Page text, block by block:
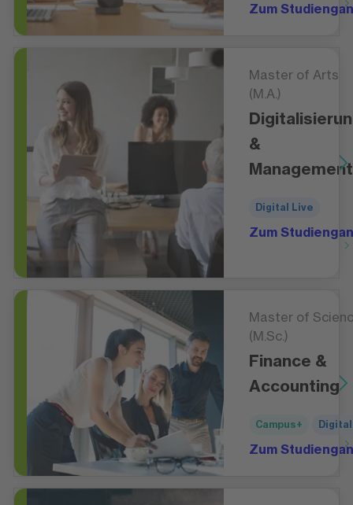
Zum
Master of Arts
(M.A.)
&
Management
Digital Live
Zum
Master of
(M.Sc.)
Finance &
Accounting
Campus+
Zum